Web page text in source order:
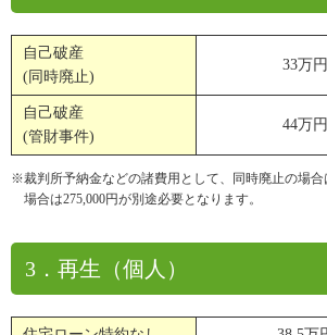
自己破産
(同時廃止)
33万
自己破産
(管財事件)
44万
※裁判所予納金などの諸費用として、同時廃止の場合
場合は275,000円が別途必要となります。
3．再生（個人）